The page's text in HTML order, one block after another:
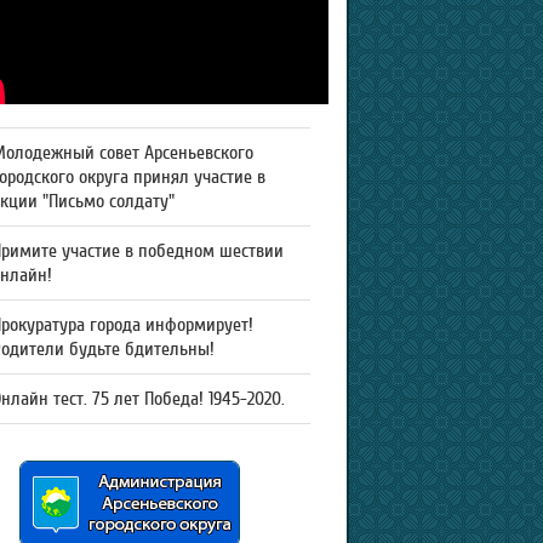
совет Арсеньевского
округа принял участие в
"Письмо солдату"
участие в победном шествии
города информирует!
будьте бдительны!
тест. 75 лет Победа! 1945-2020.